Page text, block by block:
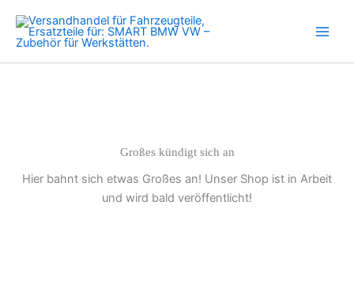
Inhalt
springen
Großes kündigt sich an
Hier bahnt sich etwas Großes an! Unser Shop ist in Arbeit
und wird bald veröffentlicht!
Pressione
Flessibile
Ritorno
Diesel